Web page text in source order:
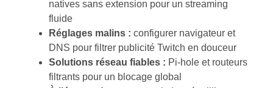
natives sans extension pour un streaming
fluide
Réglages malins : configurer navigateur et
DNS pour filtrer publicité Twitch en douceur
Solutions réseau fiables : Pi-hole et routeurs
filtrants pour un blocage global